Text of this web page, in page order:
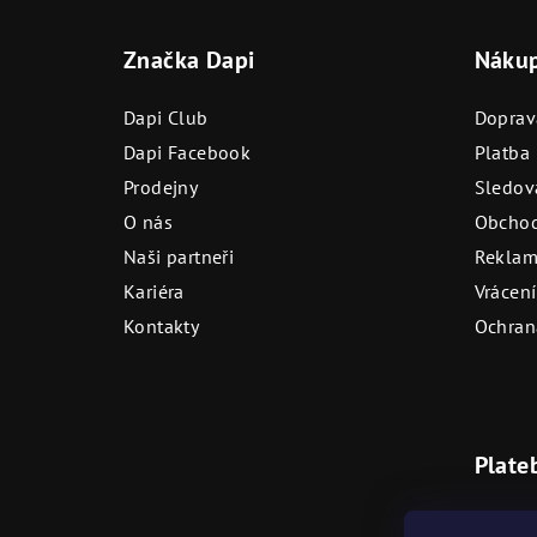
Značka Dapi
Dapi Club
Dapi Facebook
Prodejny
O nás
Naši partneři
Kariéra
Kontakty
Platba